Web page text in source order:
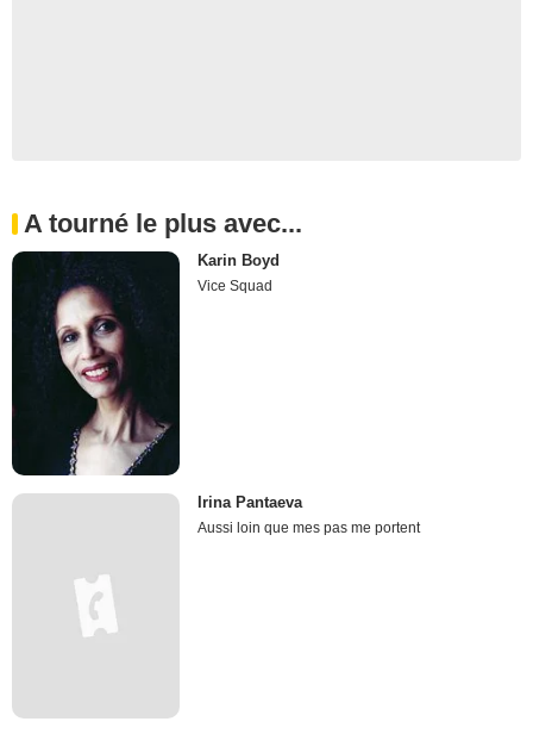
A tourné le plus avec...
Karin Boyd
Vice Squad
Irina Pantaeva
Aussi loin que mes pas me portent